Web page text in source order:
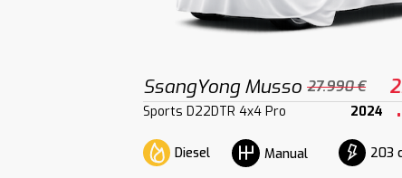
SsangYong Musso 27.990 €
Sports D22DTR 4x4 Pro 2024
Diesel Manual 203